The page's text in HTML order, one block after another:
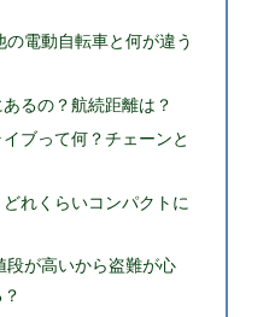
電動自転車と何が違う
るの？航続距離は？
ブって何？チェーンと
れくらいコンパクトに
段が高いから盗難が心